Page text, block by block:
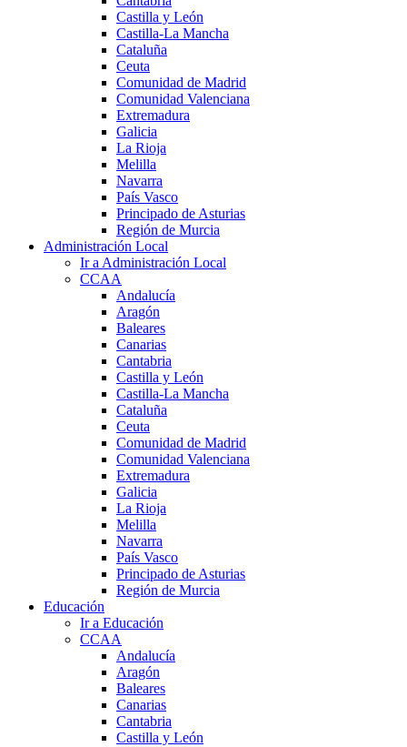
Castilla y León
Castilla-La Mancha
Cataluña
Ceuta
Comunidad de Madrid
Comunidad Valenciana
Extremadura
Galicia
La Rioja
Melilla
Navarra
País Vasco
Principado de Asturias
Región de Murcia
Administración Local
Ir a Administración Local
CCAA
Andalucía
Aragón
Baleares
Canarias
Cantabria
Castilla y León
Castilla-La Mancha
Cataluña
Ceuta
Comunidad de Madrid
Comunidad Valenciana
Extremadura
Galicia
La Rioja
Melilla
Navarra
País Vasco
Principado de Asturias
Región de Murcia
Educación
Ir a Educación
CCAA
Andalucía
Aragón
Baleares
Canarias
Cantabria
Castilla y León